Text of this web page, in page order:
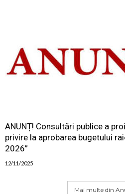
ANUNȚ! Consultări publice a
privire la aprobarea bugetului
2026”
12/11/2025
Mai multe din